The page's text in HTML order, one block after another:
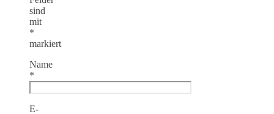
sind
mit
*
markiert
Name
*
E-